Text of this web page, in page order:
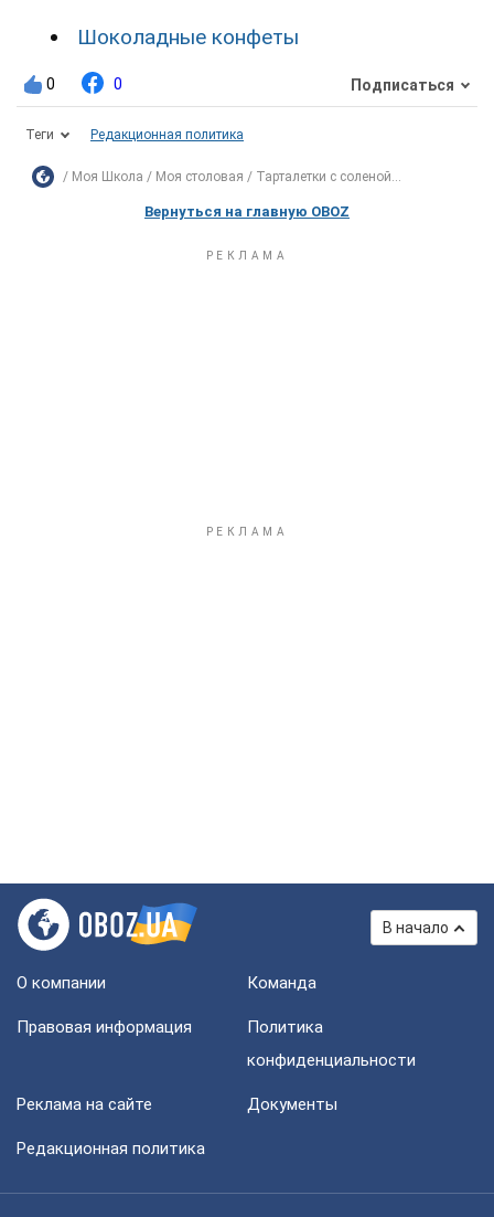
Шоколадные конфеты
0 0 Подписаться
Теги Редакционная политика
Моя Школа Моя столовая Тарталетки с соленой...
Вернуться на главную OBOZ
В начало
О компании Команда
Правовая информация
Политика
конфиденциальности
Реклама на сайте Документы
Редакционная политика